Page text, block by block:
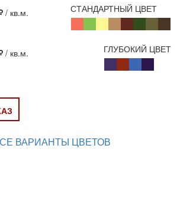
/ кв.м. СТАНДАРТНЫЙ ЦВЕТ
/ кв.м. ГЛУБОКИЙ ЦВЕТ
ВАРИАНТЫ ЦВЕТОВ